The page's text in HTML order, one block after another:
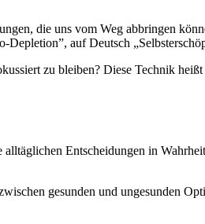
die uns vom Weg abbringen
Depletion”, auf Deutsch
zu bleiben? Diese Technik
Entscheidungen in
gesunden und ungesunden